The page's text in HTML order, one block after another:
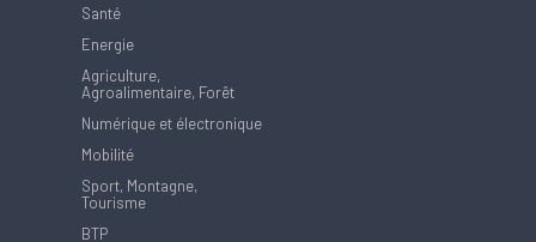
Santé
Energie
Agriculture,
Agroalimentaire, Forêt
Numérique et électronique
Mobilité
Sport, Montagne,
Tourisme
BTP